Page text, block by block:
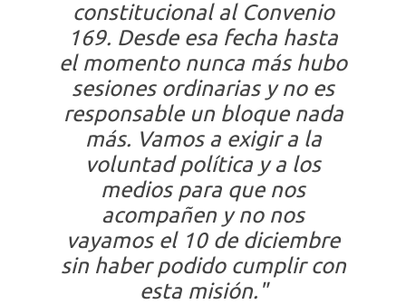
constitucional al Convenio
169. Desde esa fecha hasta
el momento nunca más hubo
sesiones ordinarias y no es
responsable un bloque nada
más. Vamos a exigir a la
voluntad política y a los
medios para que nos
acompañen y no nos
vayamos el 10 de diciembre
sin haber podido cumplir con
esta misión."